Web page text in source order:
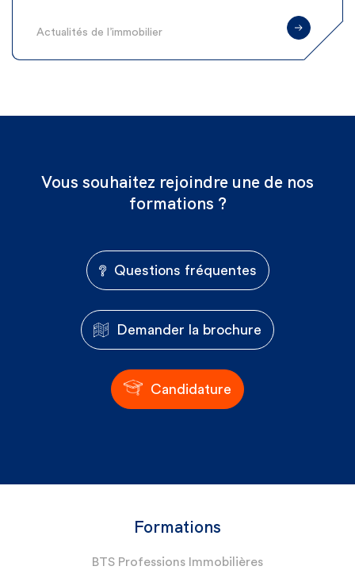
Actualités de l’immobilier
Vous souhaitez rejoindre une de nos
formations ?
Questions fréquentes
Demander la brochure
Candidature
Formations
BTS Professions Immobilières